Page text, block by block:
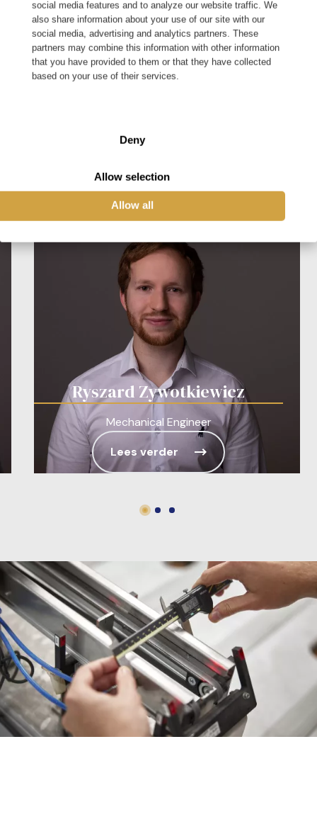
social media features and to analyze our website traffic. We
also share information about your use of our site with our
social media, advertising and analytics partners. These
partners may combine this information with other information
that you have provided to them or that they have collected
based on your use of their services.
Deny
Allow selection
Allow all
Collega's uit het buitenland
aan het woord
Ryszard Zywotkiewicz
Mechanical Engineer
Lees verder